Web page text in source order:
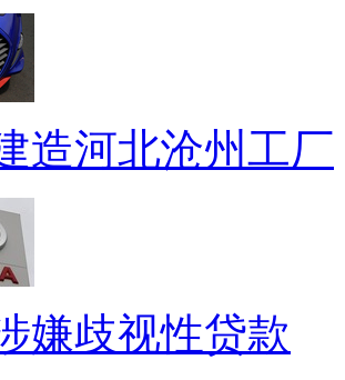
造河北沧州工厂
嫌歧视性贷款